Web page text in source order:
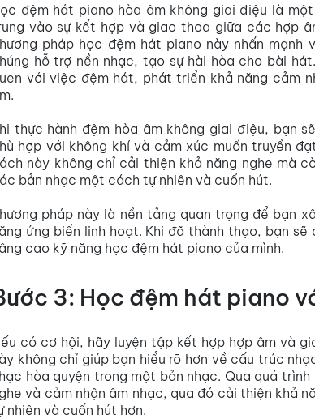
đệm hát piano hòa âm không giai điệu là
vào sự kết hợp và giao thoa giữa các hợp
pháp học đệm hát piano này nhấn
hỗ trợ nền nhạc, tạo sự hài hòa cho bài
với việc đệm hát, phát triển khả năng cảm
thực hành đệm hòa âm không giai điệu, bạn
hợp với không khí và cảm xúc muốn truyền
này không chỉ cải thiện khả năng nghe mà
bản nhạc một cách tự nhiên và cuốn hút.
pháp này là nền tảng quan trọng để bạn
ứng biến linh hoạt. Khi đã thành thạo, bạn
cao kỹ năng học đệm hát piano của mình.
3: Học đệm hát piano
có cơ hội, hãy luyện tập kết hợp hợp âm và
không chỉ giúp bạn hiểu rõ hơn về cấu trúc
hòa quyện trong một bản nhạc. Qua quá
và cảm nhận âm nhạc, qua đó cải thiện khả
nhiên và cuốn hút hơn.